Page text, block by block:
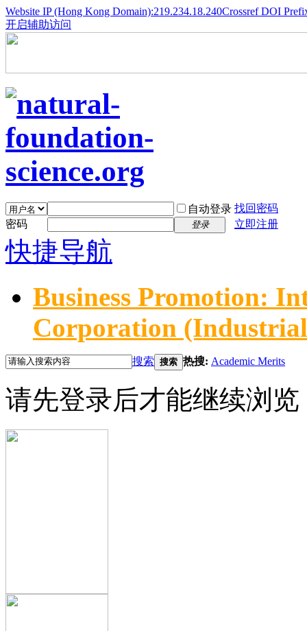
Website IP (Hong Kong Domain):219.234.18.240Crossref DOI
开启辅助访问
自动登录 找回密码
密码
登录 立即注册
快捷导航
Business Promotion:
Corporation
搜索 搜索 热搜: Academic Merits
请先登录后才能继续浏览